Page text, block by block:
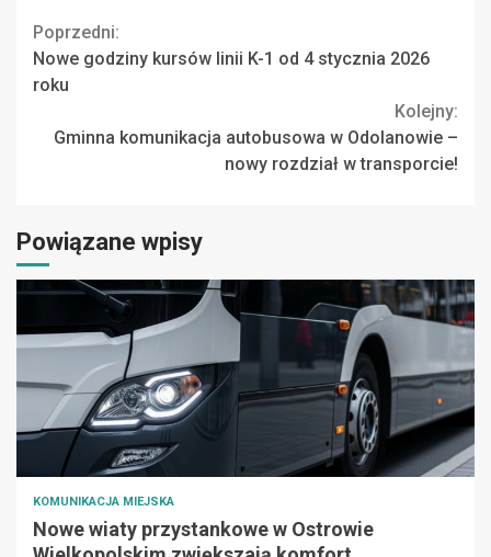
Continue
Reading
Poprzedni:
Nowe godziny kursów linii K-1 od 4 stycznia 2026
roku
Kolejny:
Gminna komunikacja autobusowa w Odolanowie –
nowy rozdział w transporcie!
Powiązane wpisy
KOMUNIKACJA MIEJSKA
Nowe wiaty przystankowe w Ostrowie